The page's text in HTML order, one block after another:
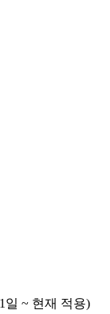
일 ~ 현재 적용)